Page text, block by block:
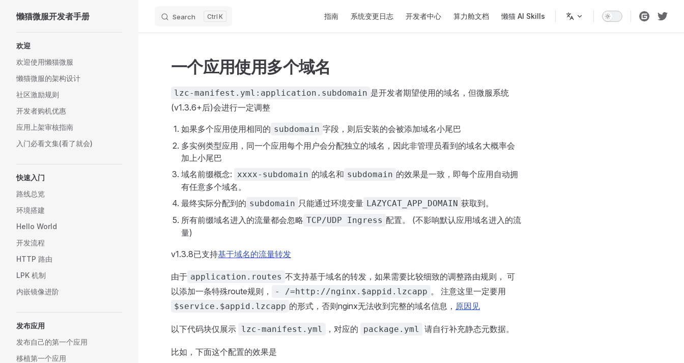
Skip to content
懒猫微服开发者手册 Search K 指南 系统变更日志 开发者中心 算力舱文档 懒猫 AI Skills
欢迎
欢迎使用懒猫微服
懒猫微服的架构设计
社区激励规则
开发者购机优惠
应用上架审核指南
入门必看文集(看了就会)
快速入门
路线总览
环境搭建
Hello World
开发流程
HTTP 路由
LPK 机制
内嵌镜像进阶
发布应用
发布自己的第一个应用
移植第一个应用
一个应用使用多个域名
lzc-manifest.yml:application.subdomain 是开发者期望使用的域名，但微服系统
(v1.3.6+后)会进行一定调整
如果多个应用使用相同的 subdomain 字段，则后安装的会被添加域名小尾巴
多实例类型应用，同一个应用每个用户会分配独立的域名，因此非管理员看到的域名大概率会
加上小尾巴
域名前缀概念:
xxxx-subdomain 的域名和 subdomain 的效果是一致，即每个应用自动拥
有任意多个域名。
最终实际分配到的 subdomain 只能通过环境变量 LAZYCAT_APP_DOMAIN 获取到。
所有前缀域名进入的流量都会忽略 TCP/UDP Ingress 配置。 (不影响默认应用域名进入的流
量)
v1.3.8已支持基于域名的流量转发
由于 application.routes 不支持基于域名的转发，如果需要比较细致的调整路由规则， 可
以添加一条特殊route规则，
- /=http://nginx.$appid.lzcapp 。 注意这里一定要用
$service.$appid.lzcapp 的形式，否则nginx无法收到完整的域名信息， 原因见
以下代码块仅展示 lzc-manifest.yml ，对应的 package.yml 请自行补充静态元数据。
比如，下面这个配置的效果是